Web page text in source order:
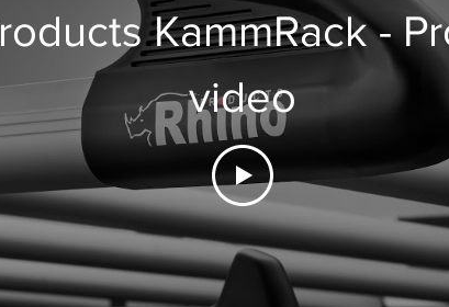
KammRack -
video